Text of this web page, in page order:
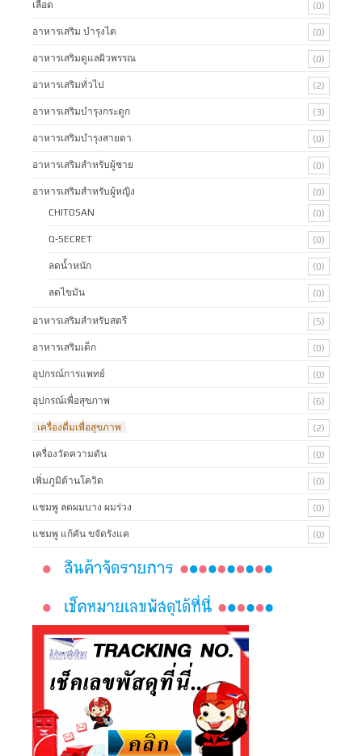
เลือด
(0)
อาหารเสริม บำรุงไต (0)
อาหารเสริมดูแลผิวพรรณ (0)
อาหารเสริมทั่วไป (2)
อาหารเสริมบำรุงกระดูก (3)
อาหารเสริมบำรุงสายตา (0)
อาหารเสริมสำหรับผู้ชาย (0)
อาหารเสริมสำหรับผู้หญิง
(0)
CHITOSAN
(0)
Q-SECRET (0)
ลดน้ำหนัก (0)
ลดไขมัน (0)
อาหารเสริมสำหรับสตรี (5)
อาหารเสริมเด็ก (0)
อุปกรณ์การแพทย์ (0)
อุปกรณ์เพื่อสุขภาพ (6)
เครื่องดื่มเพื่อสุขภาพ (2)
เครื่องวัดความดัน (0)
เพิ่มภูมิต้านโควิด (0)
แชมพู ลดผมบาง ผมร่วง (0)
แชมพู แก้คัน ขจัดรังแค (0)